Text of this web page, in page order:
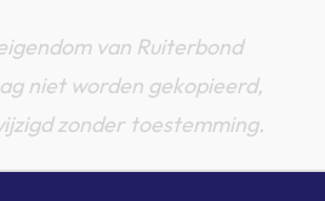
van Ruiterbond
niet worden gekopieerd,
zonder toestemming.